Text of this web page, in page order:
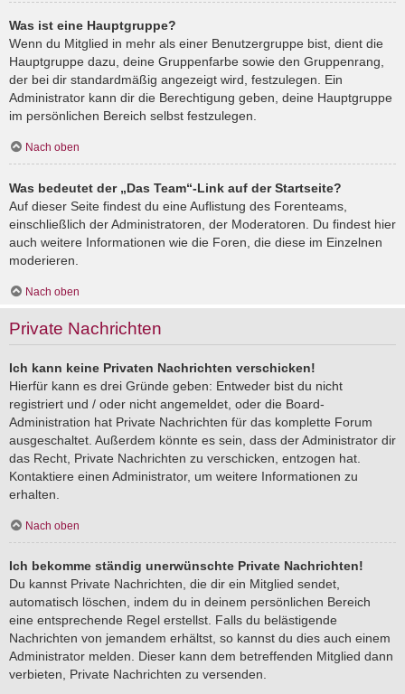
Was ist eine Hauptgruppe?
Wenn du Mitglied in mehr als einer Benutzergruppe bist, dient die
Hauptgruppe dazu, deine Gruppenfarbe sowie den Gruppenrang,
der bei dir standardmäßig angezeigt wird, festzulegen. Ein
Administrator kann dir die Berechtigung geben, deine Hauptgruppe
im persönlichen Bereich selbst festzulegen.
Nach oben
Was bedeutet der „Das Team“-Link auf der Startseite?
Auf dieser Seite findest du eine Auflistung des Forenteams,
einschließlich der Administratoren, der Moderatoren. Du findest hier
auch weitere Informationen wie die Foren, die diese im Einzelnen
moderieren.
Nach oben
Private Nachrichten
Ich kann keine Privaten Nachrichten verschicken!
Hierfür kann es drei Gründe geben: Entweder bist du nicht
registriert und / oder nicht angemeldet, oder die Board-
Administration hat Private Nachrichten für das komplette Forum
ausgeschaltet. Außerdem könnte es sein, dass der Administrator dir
das Recht, Private Nachrichten zu verschicken, entzogen hat.
Kontaktiere einen Administrator, um weitere Informationen zu
erhalten.
Nach oben
Ich bekomme ständig unerwünschte Private Nachrichten!
Du kannst Private Nachrichten, die dir ein Mitglied sendet,
automatisch löschen, indem du in deinem persönlichen Bereich
eine entsprechende Regel erstellst. Falls du belästigende
Nachrichten von jemandem erhältst, so kannst du dies auch einem
Administrator melden. Dieser kann dem betreffenden Mitglied dann
verbieten, Private Nachrichten zu versenden.